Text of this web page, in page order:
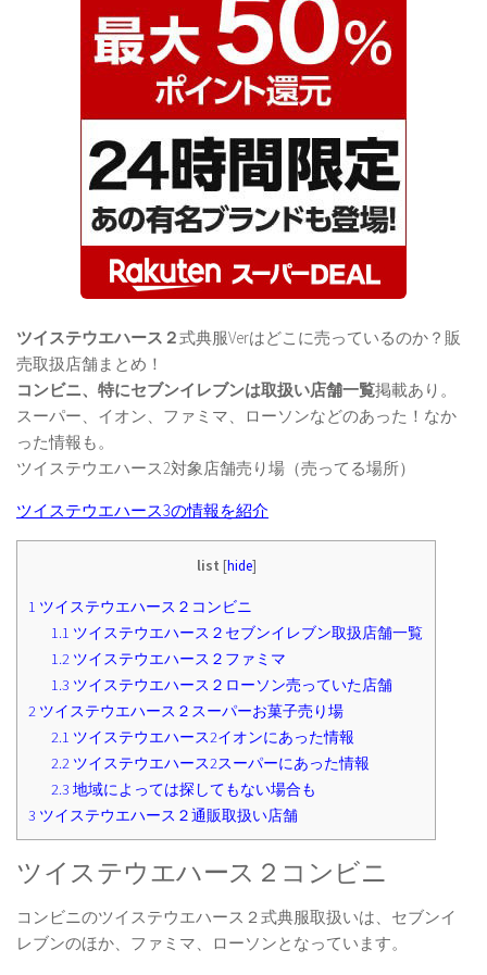
ツイステウエハース２式典服Verはどこに売っているのか？販
売取扱店舗まとめ！
コンビニ、特にセブンイレブンは取扱い店舗一覧掲載あり。
スーパー、イオン、ファミマ、ローソンなどのあった！なか
った情報も。
ツイステウエハース2対象店舗売り場（売ってる場所）
ツイステウエハース3の情報を紹介
list [hide]
1 ツイステウエハース２コンビニ
1.1 ツイステウエハース２セブンイレブン取扱店舗一覧
1.2 ツイステウエハース２ファミマ
1.3 ツイステウエハース２ローソン売っていた店舗
2 ツイステウエハース２スーパーお菓子売り場
2.1 ツイステウエハース2イオンにあった情報
2.2 ツイステウエハース2スーパーにあった情報
2.3 地域によっては探してもない場合も
3 ツイステウエハース２通販取扱い店舗
ツイステウエハース２コンビニ
コンビニのツイステウエハース２式典服取扱いは、セブンイ
レブンのほか、ファミマ、ローソンとなっています。